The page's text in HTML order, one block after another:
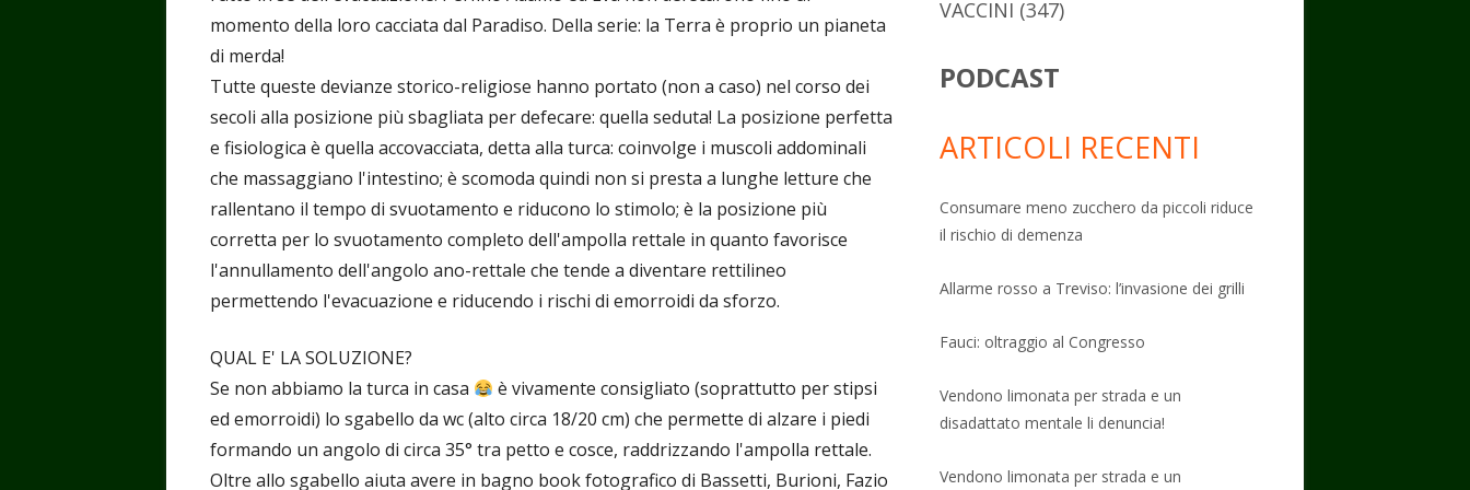
momento della loro cacciata dal Paradiso. Della serie: la Terra è proprio un pianeta
di merda!
Tutte queste devianze storico-religiose hanno portato (non a caso) nel corso dei
secoli alla posizione più sbagliata per defecare: quella seduta! La posizione perfetta
e fisiologica è quella accovacciata, detta alla turca: coinvolge i muscoli addominali
che massaggiano l'intestino; è scomoda quindi non si presta a lunghe letture che
rallentano il tempo di svuotamento e riducono lo stimolo; è la posizione più
corretta per lo svuotamento completo dell'ampolla rettale in quanto favorisce
l'annullamento dell'angolo ano-rettale che tende a diventare rettilineo
permettendo l'evacuazione e riducendo i rischi di emorroidi da sforzo.
QUAL E' LA SOLUZIONE?
Se non abbiamo la turca in casa
è vivamente consigliato (soprattutto per stipsi
ed emorroidi) lo sgabello da wc (alto circa 18/20 cm) che permette di alzare i piedi
formando un angolo di circa 35° tra petto e cosce, raddrizzando l'ampolla rettale.
Oltre allo sgabello aiuta avere in bagno book fotografico di Bassetti, Burioni, Fazio
VACCINI (347)
PODCAST
ARTICOLI RECENTI
Consumare meno zucchero da piccoli riduce
il rischio di demenza
Allarme rosso a Treviso: l’invasione dei grilli
Fauci: oltraggio al Congresso
Vendono limonata per strada e un
disadattato mentale li denuncia!
Vendono limonata per strada e un